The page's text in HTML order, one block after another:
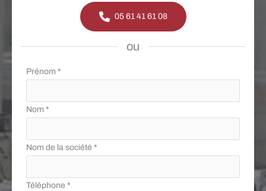
05 61 41 61 08
ou
Formulaire
avec
téléphone
Prénom *
Nom *
Nom de la société *
Téléphone *